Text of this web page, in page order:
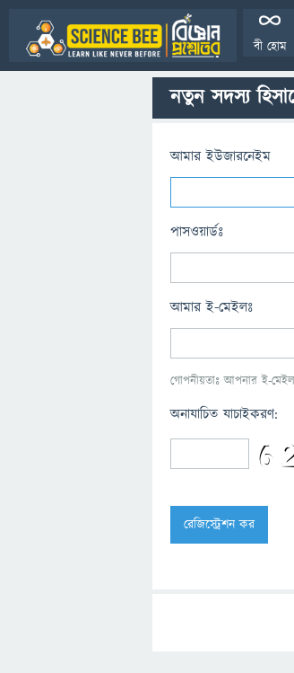
বী হোম
নতুন সদস্য
আমার ইউজারনেইম
পাসওয়ার্ডঃ
আমার ই-মেইলঃ
গোপনীয়তাঃ আপনার ই-মেইল
অনাযাচিত যাচাইকরণ: